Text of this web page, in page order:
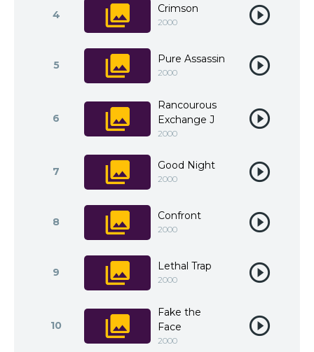
4 Crimson
2000
5 Pure Assassin
2000
6
Rancourous
Exchange J
2000
7 Good Night
2000
8 Confront
2000
9 Lethal Trap
2000
10
Fake the
Face
2000